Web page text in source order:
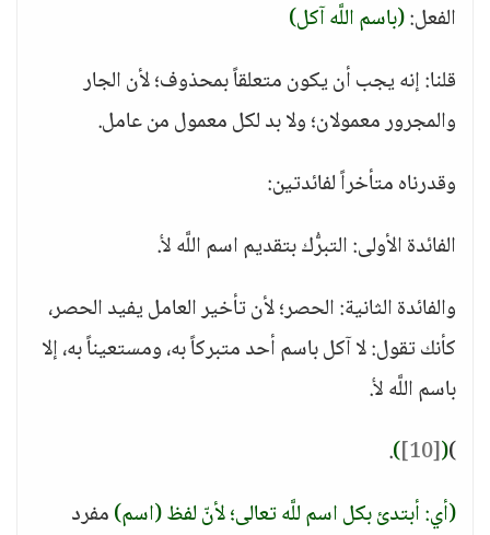
الفعل:(باسم اللَّه آكل)
قلنا: إنه يجب أن يكون متعلقاً بمحذوف؛ لأن الجار
والمجرور معمولان؛ ولا بد لكل معمول من عامل.
وقدرناه متأخراً لفائدتين:
الفائدة الأولى: التبرُّك بتقديم اسم اللَّه ﻷ.
والفائدة الثانية: الحصر؛ لأن تأخير العامل يفيد الحصر،
كأنك تقول: لا آكل باسم أحد متبركاً به، ومستعيناً به، إلا
باسم اللَّه ﻷ.
)
(
[10]
)
.
(أي: أبتدئ بكل اسم للَّه تعالى؛ لأنّ لفظ (اسم)مفرد